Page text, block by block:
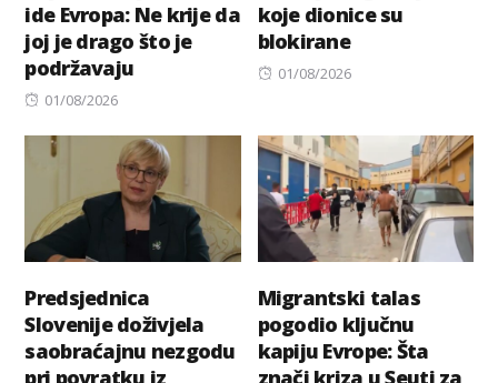
ide Evropa: Ne krije da
joj je drago što je
podržavaju
Posted
01/08/2026
koje dionice su
blokirane
Posted
01/08/2026
Predsjednica
Slovenije doživjela
saobraćajnu nezgodu
pri povratku iz
Migrantski talas
pogodio ključnu
kapiju Evrope: Šta
znači kriza u Seuti za